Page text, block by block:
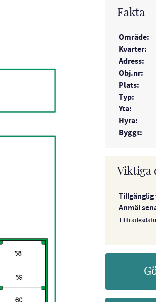
Fakta
Område:
Kvarter:
Adress:
Obj.nr:
Plats:
Typ:
Yta:
Hyra:
Byggt:
Viktiga
Tillgänglig
Anmäl